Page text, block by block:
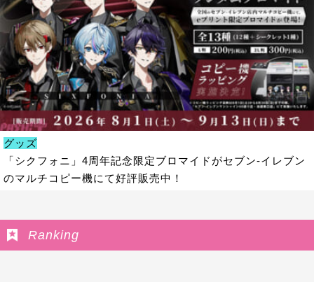
グッズ
「シクフォニ」4周年記念限定ブロマイドがセブン‐イレブン
のマルチコピー機にて好評販売中！
Ranking